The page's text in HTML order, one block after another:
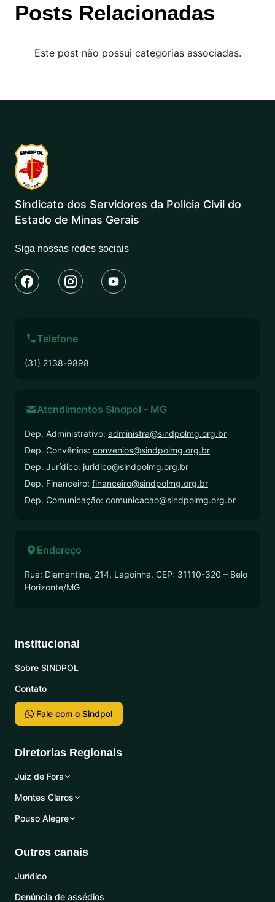
Posts Relacionadas
Este post não possui categorias associadas.
Sindicato dos Servidores da Polícia Civil do
Estado de Minas Gerais
Siga nossas redes sociais
Telefone
(31) 2138-9898
Atendimentos Sindpol - MG
Dep. Administrativo: administra@sindpolmg.org.br
Dep. Convênios: convenios@sindpolmg.org.br
Dep. Jurídico: juridico@sindpolmg.org.br
Dep. Financeiro: financeiro@sindpolmg.org.br
Dep. Comunicação: comunicacao@sindpolmg.org.br
Endereço
Rua: Diamantina, 214, Lagoinha. CEP: 31110-320 – Belo
Horizonte/MG
Institucional
Sobre SINDPOL
Contato
Fale com o Sindpol
Diretorias Regionais
Juiz de Fora
Montes Claros
Pouso Alegre
Outros canais
Jurídico
Denúncia de assédios